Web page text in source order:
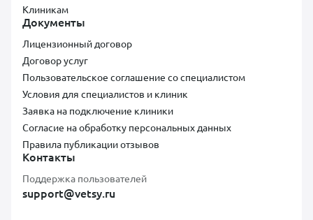
Клиникам
Документы
Лицензионный договор
Договор услуг
Пользовательское соглашение со специалистом
Условия для специалистов и клиник
Заявка на подключение клиники
Согласие на обработку персональных данных
Правила публикации отзывов
Контакты
Поддержка пользователей
support@vetsy.ru